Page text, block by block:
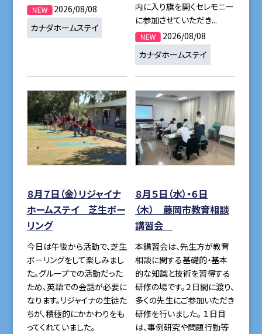
2026/08/08
カナダホームステイ
内に入り旗を開くセレモニー
に参加させていただき...
2026/08/08
カナダホームステイ
８月７日（金）リジャイナ
ホームステイ 芝生ボー
リング
今日は午後から活動で、芝生
ボーリングをして楽しみまし
た。グループでの活動だった
ため、英語での会話が必要に
なります。リジャイナの生徒た
ちが、積極的にかかわりをも
ってくれていました。
８月５日（水）・６日
（木） 藤岡市教育相談
講習会
本講習会は、先生方が教育
相談に関する基礎的・基本
的な知識と技術を習得する
研修の場です。２日間に渡り、
多くの先生にご参加いただき
研修を行いました。 １日目
は、事例研究や問題行動等